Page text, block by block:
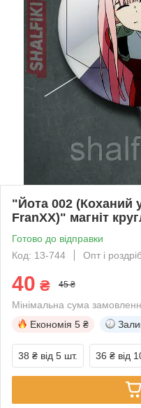
"Йота 002 (Коханий
FranXX)" магніт
Готово до відправки
Код: 13-744
Опт і
40 ₴ 45 ₴
Мінімальна сума
Економія 5 ₴
38 ₴ від 5 шт. 36 ₴ від